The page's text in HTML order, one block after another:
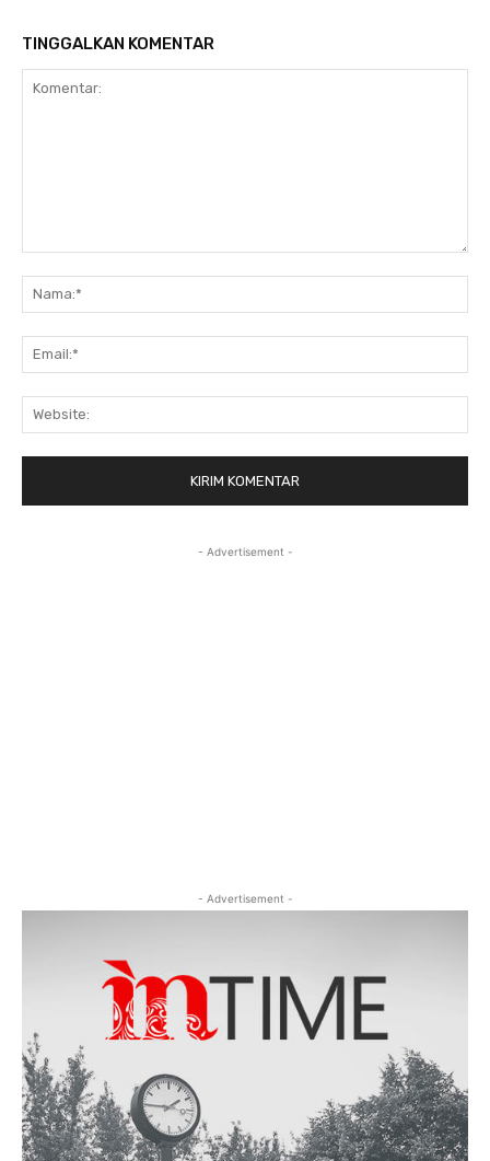
TINGGALKAN KOMENTAR
- Advertisement -
- Advertisement -